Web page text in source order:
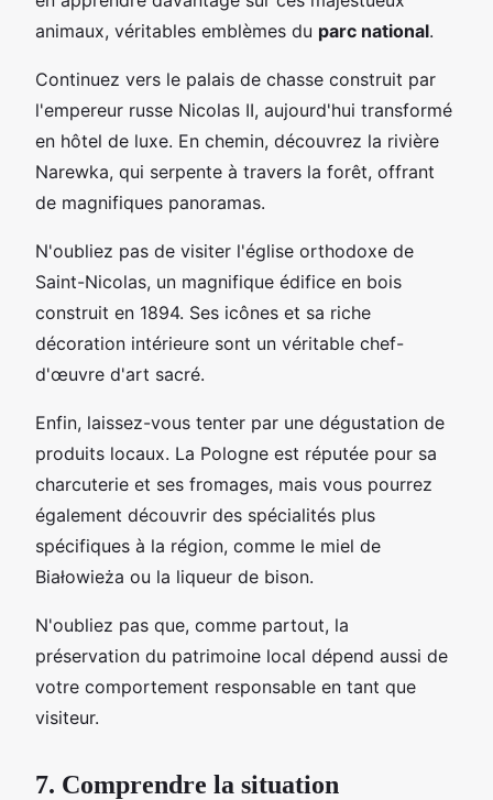
animaux, véritables emblèmes du parc national.
Continuez vers le palais de chasse construit par
l'empereur russe Nicolas II, aujourd'hui transformé
en hôtel de luxe. En chemin, découvrez la rivière
Narewka, qui serpente à travers la forêt, offrant
de magnifiques panoramas.
N'oubliez pas de visiter l'église orthodoxe de
Saint-Nicolas, un magnifique édifice en bois
construit en 1894. Ses icônes et sa riche
décoration intérieure sont un véritable chef-
d'œuvre d'art sacré.
Enfin, laissez-vous tenter par une dégustation de
produits locaux. La Pologne est réputée pour sa
charcuterie et ses fromages, mais vous pourrez
également découvrir des spécialités plus
spécifiques à la région, comme le miel de
Białowieża ou la liqueur de bison.
N'oubliez pas que, comme partout, la
préservation du patrimoine local dépend aussi de
votre comportement responsable en tant que
visiteur.
7. Comprendre la situation